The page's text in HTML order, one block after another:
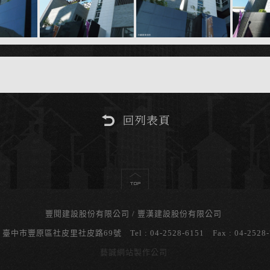
豐閱建設股份有限公司 豐漢建設股份有限公司
臺中市豐原區社皮里社皮路69號 Tel : 04-2528-6151 Fax : 04-
藝誠網站製作公司